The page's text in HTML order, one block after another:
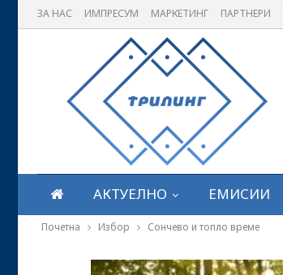
ЗА НАС ИМПРЕСУМ МАРКЕТИНГ ПАРТНЕРИ
АКТУЕЛНО ЕМИСИИ
Почетна Избор Сончево и топло време